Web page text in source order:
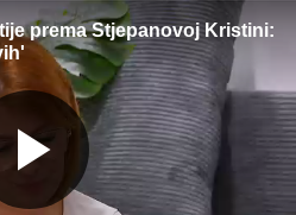
prema Stjepanovoj Kristini: